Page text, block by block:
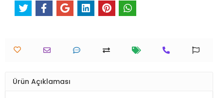
Ürün Açıklaması